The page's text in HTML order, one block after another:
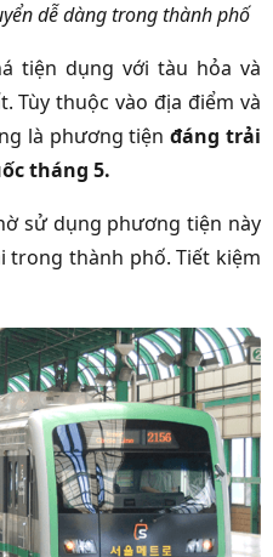
dễ dàng trong thành phố
tiện dụng với tàu hỏa và
Tùy thuộc vào địa điểm và
là phương tiệnđáng trải
tháng 5.
sử dụng phương tiện này
trong thành phố. Tiết kiệm